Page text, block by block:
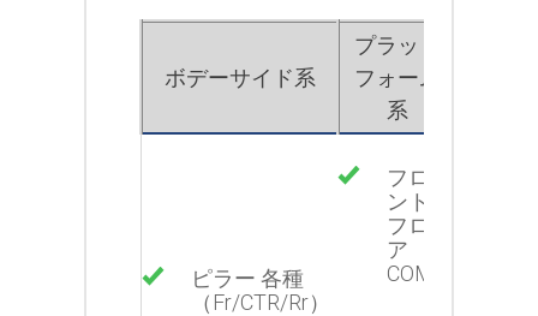
ボデーサイド系
プラット
フォーム
系
ピラー 各種
（Fr/CTR/Rr）
フロ
ント
フロ
ア
COMP